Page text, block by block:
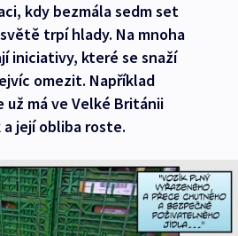
kdy bezmála sedm set
trpí hlady. Na mnoha
iniciativy, které se snaží
omezit. Například
už má ve Velké Británii
její obliba roste.